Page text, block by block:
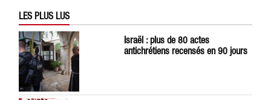
LES PLUS LUS
Israël : plus de 80 actes
antichrétiens recensés en 90 jours